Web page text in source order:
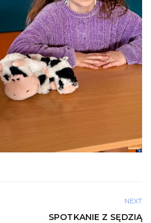
NEXT
SPOTKANIE Z SĘDZIĄ